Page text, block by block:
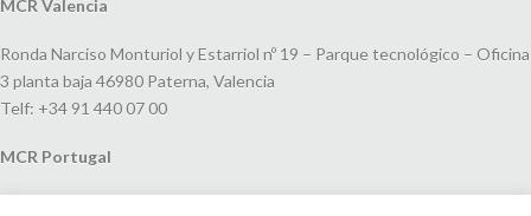
MCR Valencia
Ronda Narciso Monturiol y Estarriol nº 19 – Parque tecnológico – Oficina
3 planta baja 46980 Paterna, Valencia
Telf: +34 91 440 07 00
MCR Portugal